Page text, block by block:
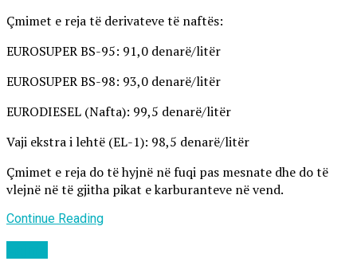
Çmimet e reja të derivateve të naftës:
EUROSUPER BS-95: 91,0 denarë/litër
EUROSUPER BS-98: 93,0 denarë/litër
EURODIESEL (Nafta): 99,5 denarë/litër
Vaji ekstra i lehtë (EL-1): 98,5 denarë/litër
Çmimet e reja do të hyjnë në fuqi pas mesnate dhe do të
vlejnë në të gjitha pikat e karburanteve në vend.
Continue Reading